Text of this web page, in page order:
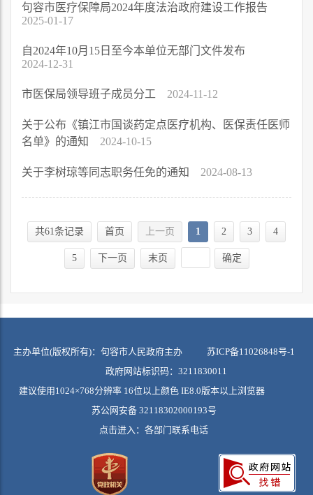
句容市医疗保障局2024年度法治政府建设工作报告
2025-01-17
自2024年10月15日至今本单位无部门文件发布
2024-12-31
市医保局领导班子成员分工 2024-11-12
关于公布《镇江市国谈药定点医疗机构、医保责任医师
名单》的通知
2024-10-15
关于李树琼等同志职务任免的通知 2024-08-13
共61条记录 首页 上一页 1 2 3 4
5 下一页 末页 确定
主办单位(版权所有)：句容市人民政府主办 苏ICP备11026848号-1
政府网站标识码：3211830011
建议使用1024×768分辨率 16位以上颜色 IE8.0版本以上浏览器
苏公网安备 32118302000193号
点击进入： 各部门联系电话